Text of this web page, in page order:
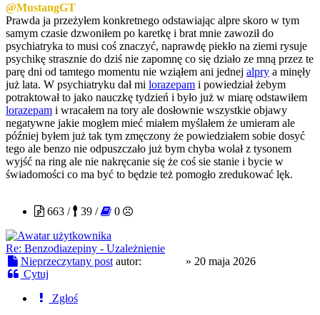
@MustangGT
Prawda ja przeżyłem konkretnego odstawiając alpre skoro w tym
samym czasie dzwoniłem po karetkę i brat mnie zawoził do
psychiatryka to musi coś znaczyć, naprawdę piekło na ziemi rysuje
psychikę strasznie do dziś nie zapomnę co się działo ze mną przez te
parę dni od tamtego momentu nie wziąłem ani jednej alpry a minęły
już lata. W psychiatryku dał mi lorazepam i powiedział żebym
potraktował to jako nauczkę tydzień i było już w miarę odstawiłem
lorazepam i wracałem na tory ale dosłownie wszystkie objawy
negatywne jakie mogłem mieć miałem myślałem że umieram ale
później byłem już tak tym zmęczony że powiedziałem sobie dosyć
tego ale benzo nie odpuszczało już bym chyba wolał z tysonem
wyjść na ring ale nie nakręcanie się że coś sie stanie i bycie w
świadomości co ma być to będzie też pomogło zredukować lęk.
663 /
39 / 0
Re: Benzodiazepiny - Uzależnienie
Nieprzeczytany post autor: » 20 maja 2026
Cytuj
Zgłoś